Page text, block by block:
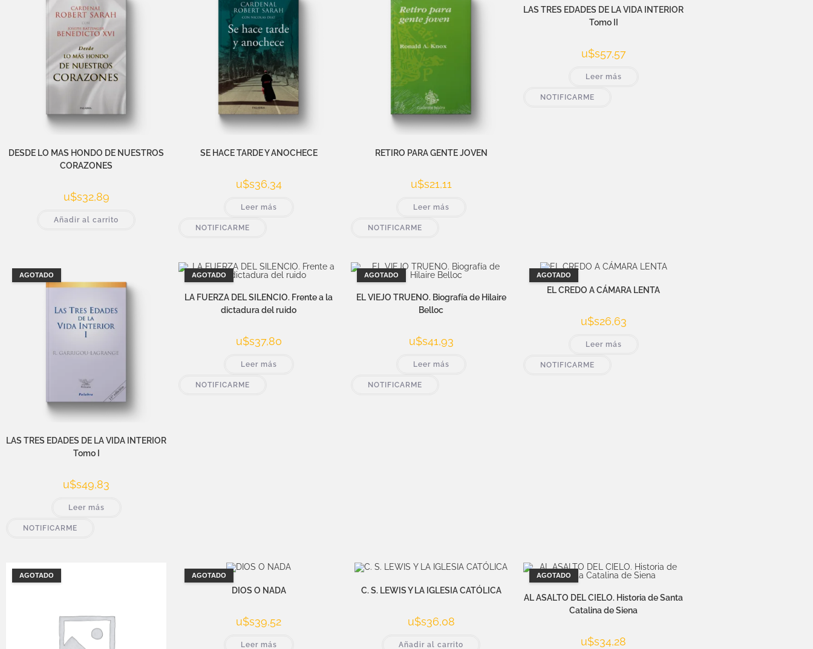
DESDE LO MAS HONDO DE NUESTROS
CORAZONES
u$s32,89
Añadir al carrito
SE HACE TARDE Y ANOCHECE
u$s36,34
Leer más
NOTIFICARME
RETIRO PARA GENTE JOVEN
u$s21,11
Leer más
NOTIFICARME
LAS TRES EDADES DE LA VIDA INTERIOR
Tomo II
u$s57,57
Leer más
NOTIFICARME
AGOTADO
LAS TRES EDADES DE LA VIDA INTERIOR
Tomo I
u$s49,83
Leer más
NOTIFICARME
AGOTADO
LA FUERZA DEL SILENCIO. Frente a la
dictadura del ruido
u$s37,80
Leer más
NOTIFICARME
AGOTADO
EL VIEJO TRUENO. Biografía de Hilaire
Belloc
u$s41,93
Leer más
NOTIFICARME
AGOTADO
EL CREDO A CÁMARA LENTA
u$s26,63
Leer más
NOTIFICARME
AGOTADO AGOTADO
DIOS O NADA
u$s39,52
Leer más
C. S. LEWIS Y LA IGLESIA CATÓLICA
u$s36,08
Añadir al carrito
AGOTADO
AL ASALTO DEL CIELO. Historia de Santa
Catalina de Siena
u$s34,28